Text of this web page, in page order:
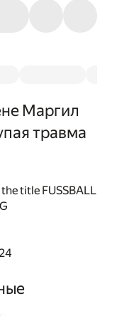
Маргил
травма
title FUSSBALL